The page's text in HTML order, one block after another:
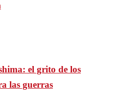
el grito de los
las guerras